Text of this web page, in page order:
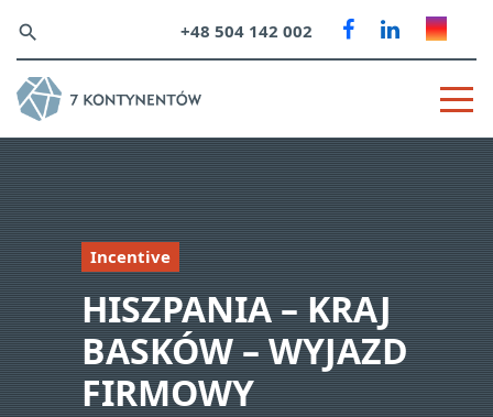
search +48 504 142 002
Incentive
HISZPANIA – KRAJ
BASKÓW – WYJAZD
FIRMOWY